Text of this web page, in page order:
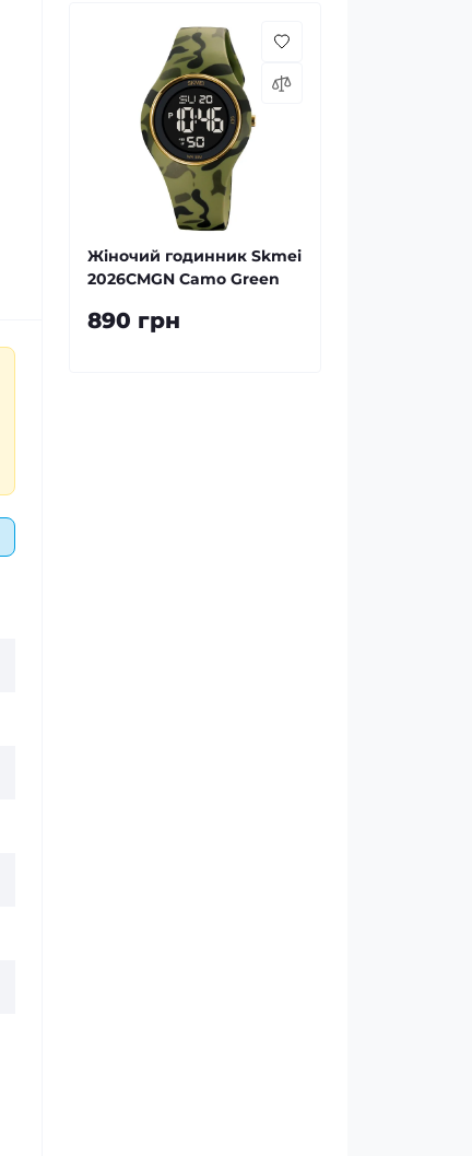
Жіночий годинник Skmei
2026CMGN Camo Green
890 грн